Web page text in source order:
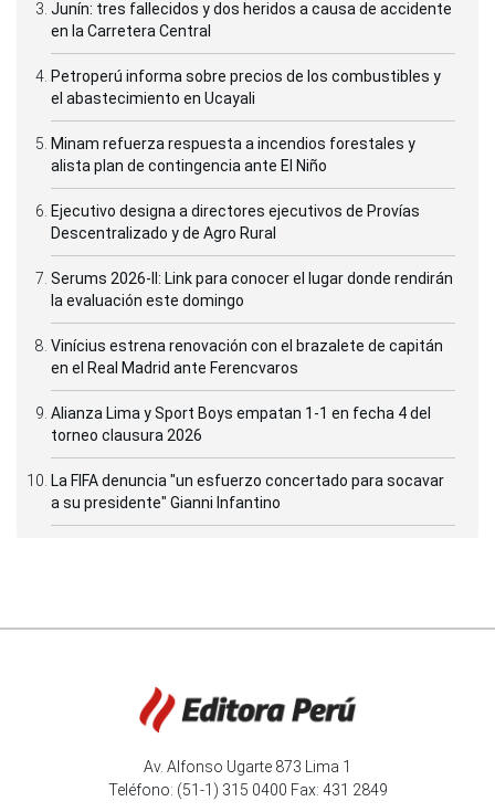
Junín: tres fallecidos y dos heridos a causa de accidente
en la Carretera Central
Petroperú informa sobre precios de los combustibles y
el abastecimiento en Ucayali
Minam refuerza respuesta a incendios forestales y
alista plan de contingencia ante El Niño
Ejecutivo designa a directores ejecutivos de Provías
Descentralizado y de Agro Rural
Serums 2026-II: Link para conocer el lugar donde rendirán
la evaluación este domingo
Vinícius estrena renovación con el brazalete de capitán
en el Real Madrid ante Ferencvaros
Alianza Lima y Sport Boys empatan 1-1 en fecha 4 del
torneo clausura 2026
La FIFA denuncia "un esfuerzo concertado para socavar
a su presidente" Gianni Infantino
Av. Alfonso Ugarte 873 Lima 1
Teléfono: (51-1) 315 0400 Fax: 431 2849